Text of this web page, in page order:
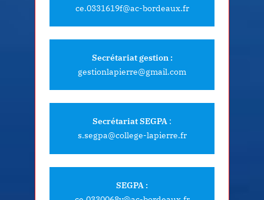
ce.0331619f@ac-bordeaux.fr
Secrétariat gestion :
gestionlapierre@gmail.com
Secrétariat SEGPA :
s.segpa@college-lapierre.fr
SEGPA :